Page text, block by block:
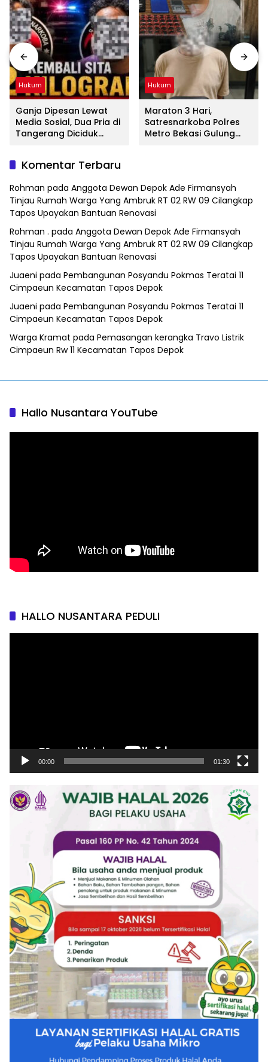
Hukum
Ganja Dipesan Lewat
Media Sosial, Dua Pria di
Tangerang Diciduk
Hukum
Maraton 3 Hari,
Satresnarkoba Polres
Metro Bekasi Gulung
Komentar Terbaru
Rohman pada Anggota Dewan Depok Ade Firmansyah
Tinjau Rumah Warga Yang Ambruk RT 02 RW 09 Cilangkap
Tapos Upayakan Bantuan Renovasi
Rohman . pada Anggota Dewan Depok Ade Firmansyah
Tinjau Rumah Warga Yang Ambruk RT 02 RW 09 Cilangkap
Tapos Upayakan Bantuan Renovasi
Juaeni pada Pembangunan Posyandu Pokmas Teratai 11
Cimpaeun Kecamatan Tapos Depok
Juaeni pada Pembangunan Posyandu Pokmas Teratai 11
Cimpaeun Kecamatan Tapos Depok
Warga Kramat pada Pemasangan kerangka Travo Listrik
Cimpaeun Rw 11 Kecamatan Tapos Depok
Hallo Nusantara YouTube
HALLO NUSANTARA PEDULI
00:00 01:30